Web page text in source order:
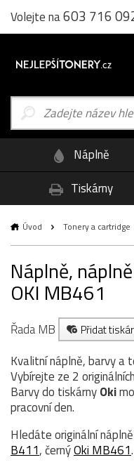
Volejte na603 716
Náplně
Tiskárny
Úvod Tonery a cartridge
Náplně,
OKI MB461
Řada MB Přidat
Kvalitní náplně, barvy a
Vybírejte ze 2
Barvy do tiskárnyOki
pracovní den.
Hledáte originální
B411, černýOki MB461.